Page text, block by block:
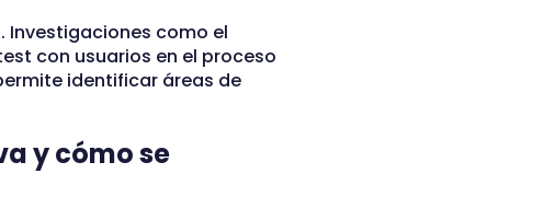
Investigaciones como el
con usuarios en el proceso
identificar áreas de
y cómo se